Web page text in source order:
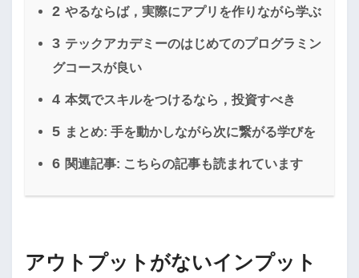
2 やるならば，実際にアプリを作りながら学ぶ
3 テックアカデミーのはじめてのプログラミン
グコースが良い
4 本気でスキルをつけるなら，投資すべき
5 まとめ: 手を動かしながら次に繋がる学びを
6 関連記事: こちらの記事も読まれています
アウトプットがないインプット